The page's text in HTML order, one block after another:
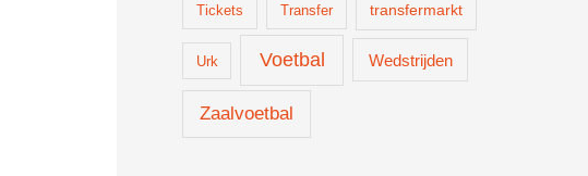
Tickets Transfer transfermarkt
Urk Voetbal Wedstrijden
Zaalvoetbal